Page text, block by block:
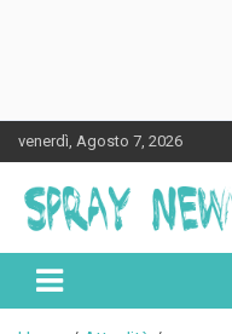
to
content
venerdì, Agosto 7, 2026
Spraynews.it